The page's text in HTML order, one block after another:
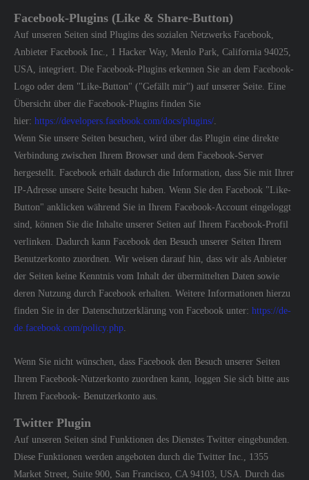
Facebook-Plugins (Like & Share-Button)
Auf unseren Seiten sind Plugins des sozialen Netzwerks Facebook,
Anbieter Facebook Inc., 1 Hacker Way, Menlo Park, California 94025,
USA, integriert. Die Facebook-Plugins erkennen Sie an dem Facebook-
Logo oder dem "Like-Button" ("Gefällt mir") auf unserer Seite. Eine
Übersicht über die Facebook-Plugins finden Sie
hier: https://developers.facebook.com/docs/plugins/.
Wenn Sie unsere Seiten besuchen, wird über das Plugin eine direkte
Verbindung zwischen Ihrem Browser und dem Facebook-Server
hergestellt. Facebook erhält dadurch die Information, dass Sie mit Ihrer
IP-Adresse unsere Seite besucht haben. Wenn Sie den Facebook "Like-
Button" anklicken während Sie in Ihrem Facebook-Account eingeloggt
sind, können Sie die Inhalte unserer Seiten auf Ihrem Facebook-Profil
verlinken. Dadurch kann Facebook den Besuch unserer Seiten Ihrem
Benutzerkonto zuordnen. Wir weisen darauf hin, dass wir als Anbieter
der Seiten keine Kenntnis vom Inhalt der übermittelten Daten sowie
deren Nutzung durch Facebook erhalten. Weitere Informationen hierzu
finden Sie in der Datenschutzerklärung von Facebook unter: https://de-
de.facebook.com/policy.php.
Wenn Sie nicht wünschen, dass Facebook den Besuch unserer Seiten
Ihrem Facebook-Nutzerkonto zuordnen kann, loggen Sie sich bitte aus
Ihrem Facebook- Benutzerkonto aus.
Twitter Plugin
Auf unseren Seiten sind Funktionen des Dienstes Twitter eingebunden.
Diese Funktionen werden angeboten durch die Twitter Inc., 1355
Market Street, Suite 900, San Francisco, CA 94103, USA. Durch das